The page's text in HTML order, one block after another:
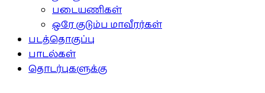
படையணிகள்
ஒரே குடும்ப மாவீரர்கள்
படத்தொகுப்பு
பாடல்கள்
தொடர்புகளுக்கு